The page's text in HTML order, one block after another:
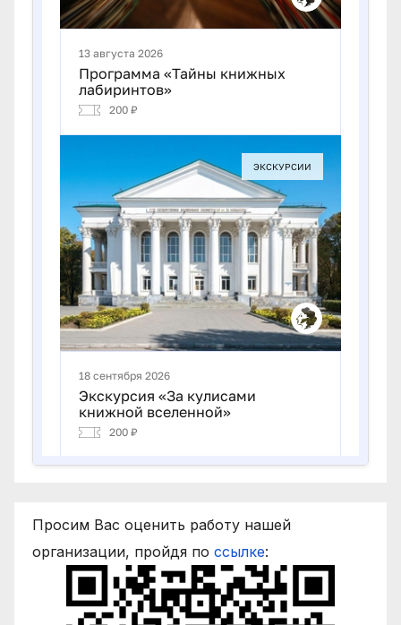
Просим Вас оценить работу нашей
организации, пройдя по ссылке: